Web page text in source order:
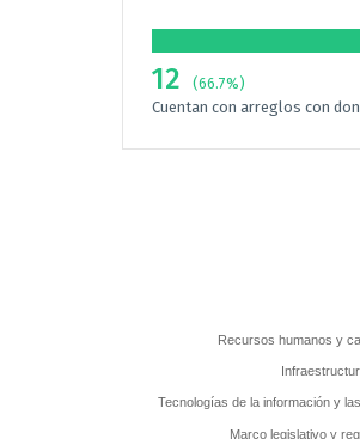
12
(66.7%)
Cuentan con arreglos con
Recursos humanos y
Tecnologías de la información y
Marco legislativo y